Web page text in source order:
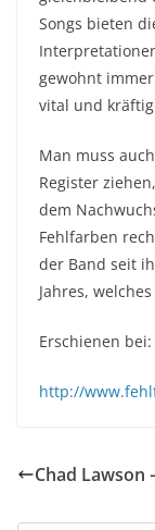
Songs bieten
gewohnt
vital und
Man muss
Register
dem
Fehlfarben
der Band seit
Jahres,
Erschienen
http://
Chad Lawson